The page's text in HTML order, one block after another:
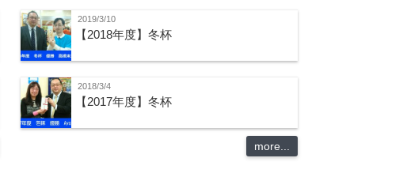
2019/3/10
【2018年度】冬杯
2018/3/4
【2017年度】冬杯
more...